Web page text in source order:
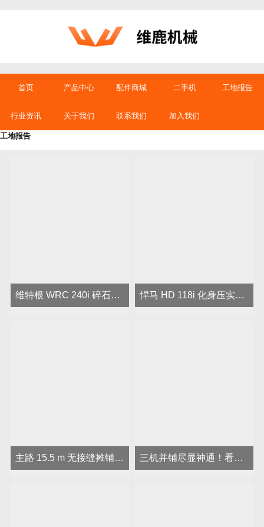
首页 产品中心 配件商城 二手机 工地报告
行业资讯 关于我们 联系我们 加入我们
工地报告
维特根 WRC 240i 碎石再生机首次成功应用于云南乡道 悍马 HD 118i 化身压实利器，护航丽江机场
主路 15.5 m 无接缝摊铺，福格勒超级 3000-3i 实力验真章 三机并铺尽显神通！看福格勒焕新昆明三环快速路